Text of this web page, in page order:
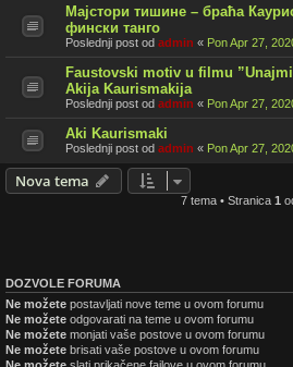
Мајстори тишине – браћа
фински танго
Poslednji post od admin « Pon Apr 27,
Faustovski motiv u filmu
Akija Kaurismakija
Poslednji post od admin « Pon Apr 27,
Aki Kaurismaki
Poslednji post od admin « Pon Apr 27,
Nova tema
7 tema • Stranica 1
DOZVOLE FORUMA
Ne možete postavljati nove teme u ovom forumu
Ne možete odgovarati na teme u ovom forumu
Ne možete monjati vaše postove u ovom forumu
Ne možete brisati vaše postove u ovom forumu